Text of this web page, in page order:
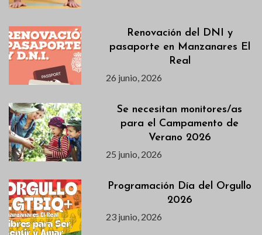
Renovación del DNI y
pasaporte en Manzanares El
Real
26 junio, 2026
Se necesitan monitores/as
para el Campamento de
Verano 2026
25 junio, 2026
Programación Día del Orgullo
2026
23 junio, 2026